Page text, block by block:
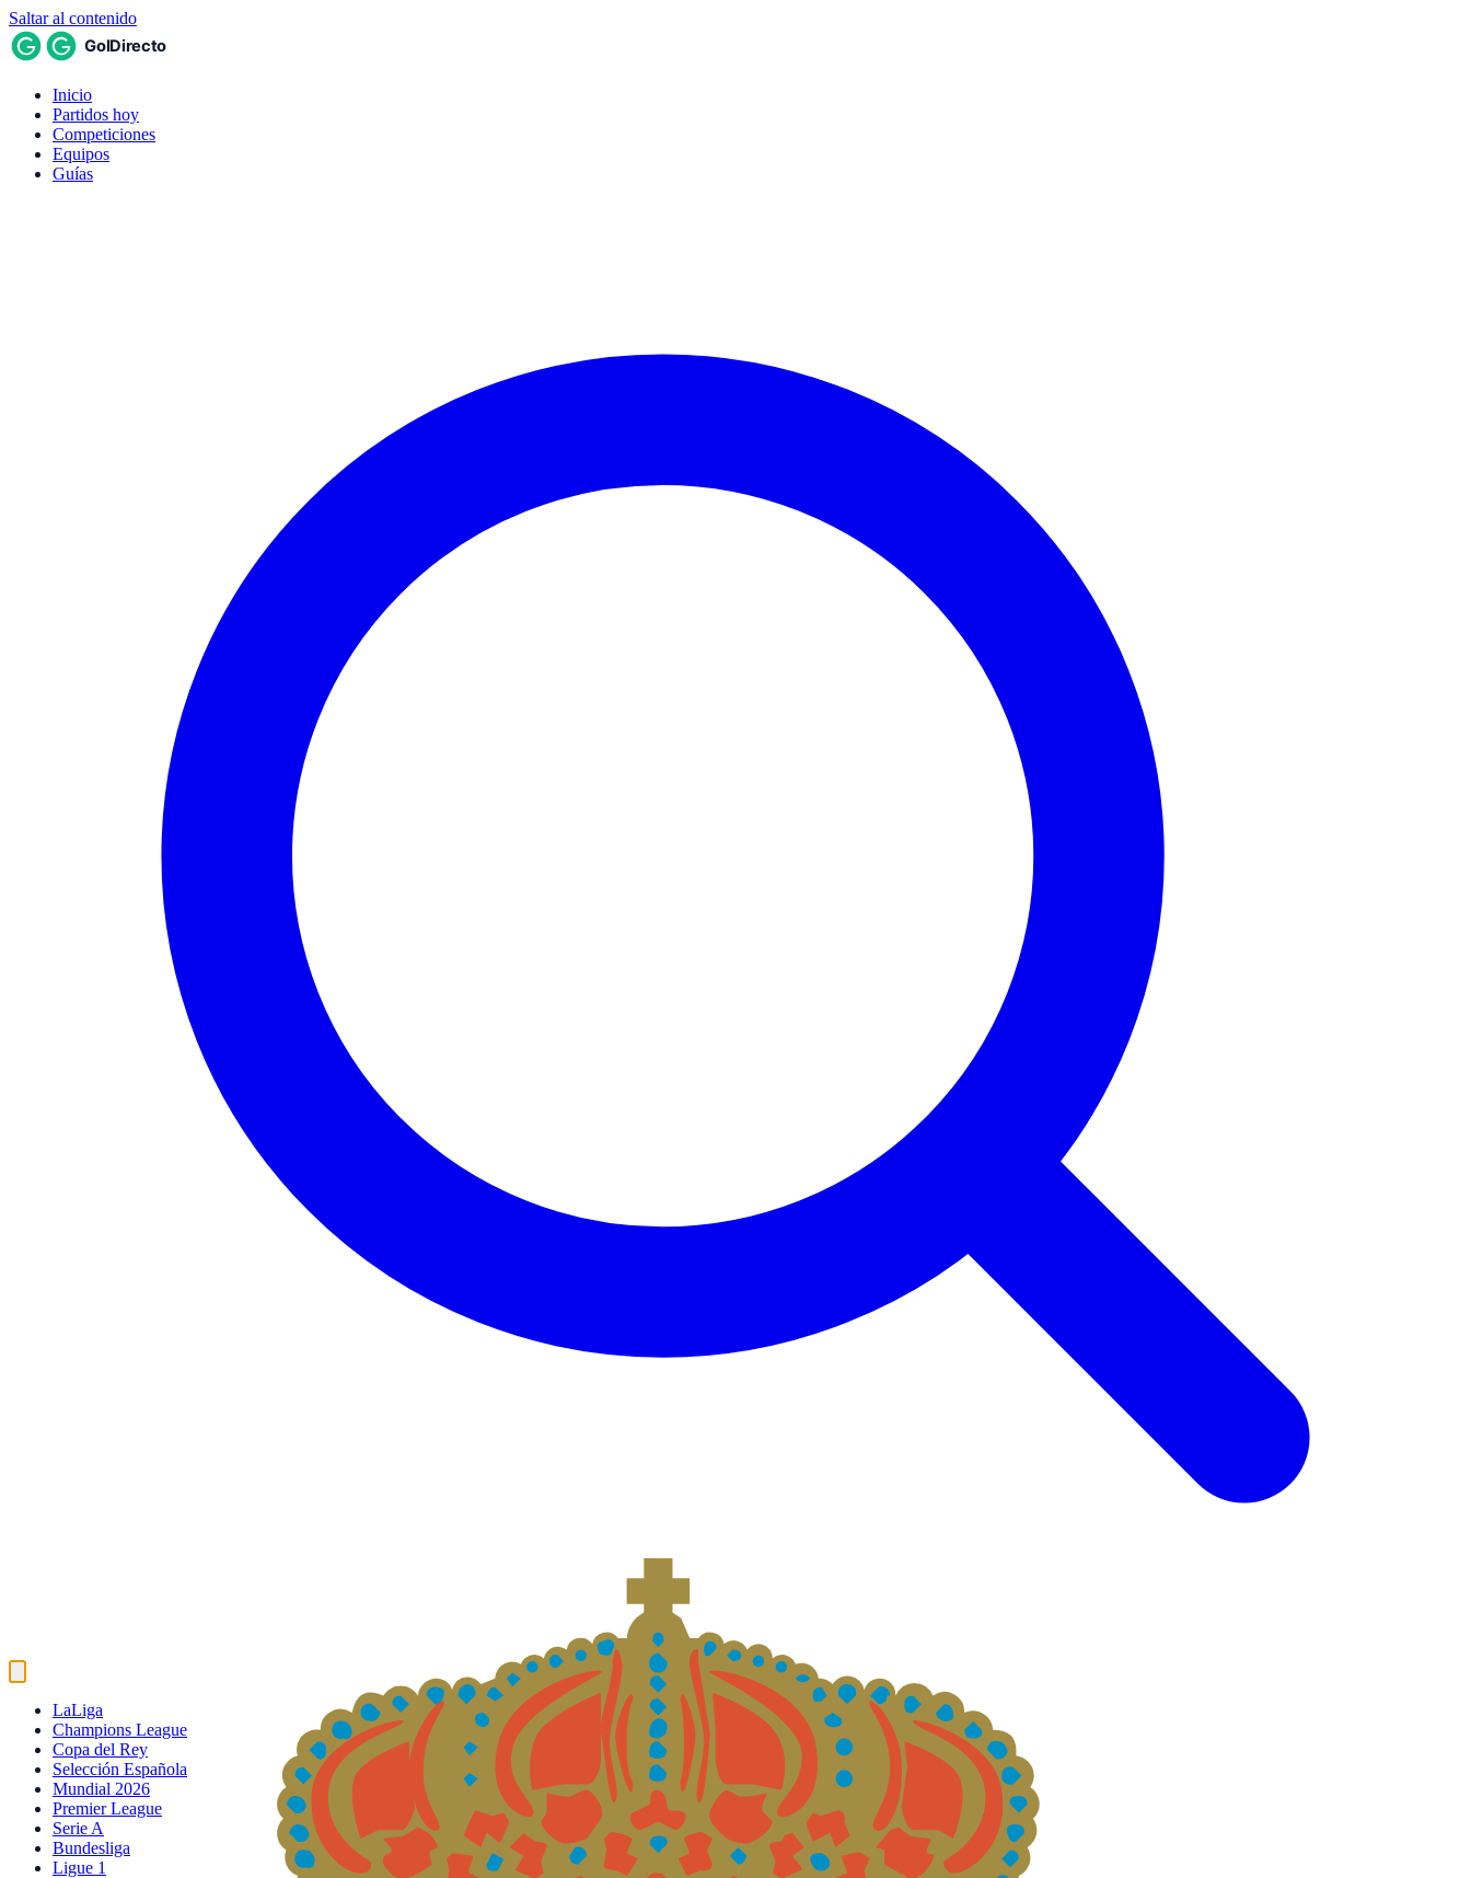
Saltar al contenido
Inicio
Partidos hoy
Competiciones
Equipos
Guías
LaLiga
Champions League
Copa del Rey
Selección Española
Mundial 2026
Premier League
Serie A
Bundesliga
Ligue 1